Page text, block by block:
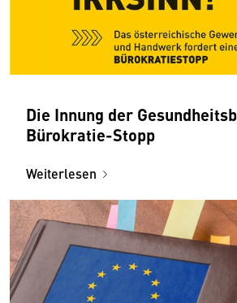
Die Innung der
Bürokratie-Stopp
Weiterlesen